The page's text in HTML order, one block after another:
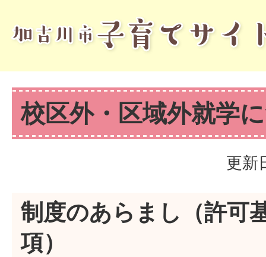
校区外・区域外就学
更新
制度のあらまし（許可
項）